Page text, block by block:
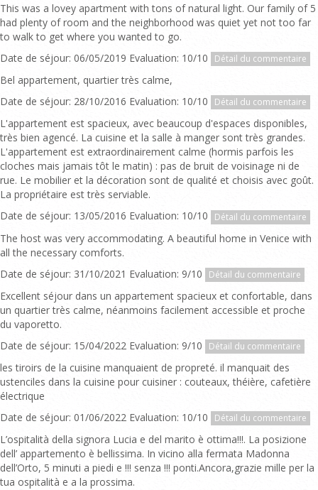
This was a lovey apartment with tons of natural light. Our family of 5
had plenty of room and the neighborhood was quiet yet not too far
to walk to get where you wanted to go.
Date de séjour: 06/05/2019 Evaluation: 10/10
Détail du commentaire
Bel appartement, quartier très calme,
Date de séjour: 28/10/2016 Evaluation: 10/10
Détail du commentaire
L'appartement est spacieux, avec beaucoup d'espaces disponibles,
très bien agencé. La cuisine et la salle à manger sont très grandes.
L'appartement est extraordinairement calme (hormis parfois les
cloches mais jamais tôt le matin) : pas de bruit de voisinage ni de
rue. Le mobilier et la décoration sont de qualité et choisis avec goût.
La propriétaire est très serviable.
Date de séjour: 13/05/2016 Evaluation: 10/10
Détail du commentaire
The host was very accommodating. A beautiful home in Venice with
all the necessary comforts.
Date de séjour: 31/10/2021 Evaluation: 9/10
Détail du commentaire
Excellent séjour dans un appartement spacieux et confortable, dans
un quartier très calme, néanmoins facilement accessible et proche
du vaporetto.
Date de séjour: 15/04/2022 Evaluation: 9/10
Détail du commentaire
les tiroirs de la cuisine manquaient de propreté. il manquait des
ustenciles dans la cuisine pour cuisiner : couteaux, théière, cafetière
électrique
Date de séjour: 01/06/2022 Evaluation: 10/10
Détail du commentaire
L’ospitalità della signora Lucia e del marito è ottima!!!. La posizione
dell’ appartemento è bellissima. In vicino alla fermata Madonna
dell’Orto, 5 minuti a piedi e !!! senza !!! ponti.Ancora,grazie mille per la
tua ospitalità e a la prossima.